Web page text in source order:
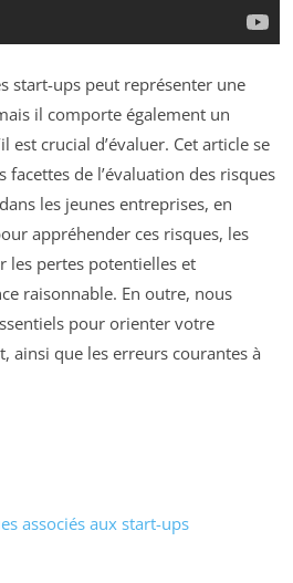
start-ups peut représenter une
il comporte également un
est crucial d’évaluer. Cet article se
facettes de l’évaluation des risques
les jeunes entreprises, en
appréhender ces risques, les
les pertes potentielles et
raisonnable. En outre, nous
pour orienter votre
ainsi que les erreurs courantes à
associés aux start-ups